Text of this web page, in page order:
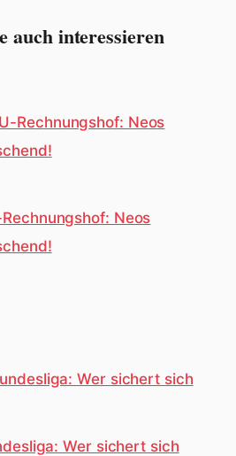
auch interessieren
Neos
Wer sichert sich